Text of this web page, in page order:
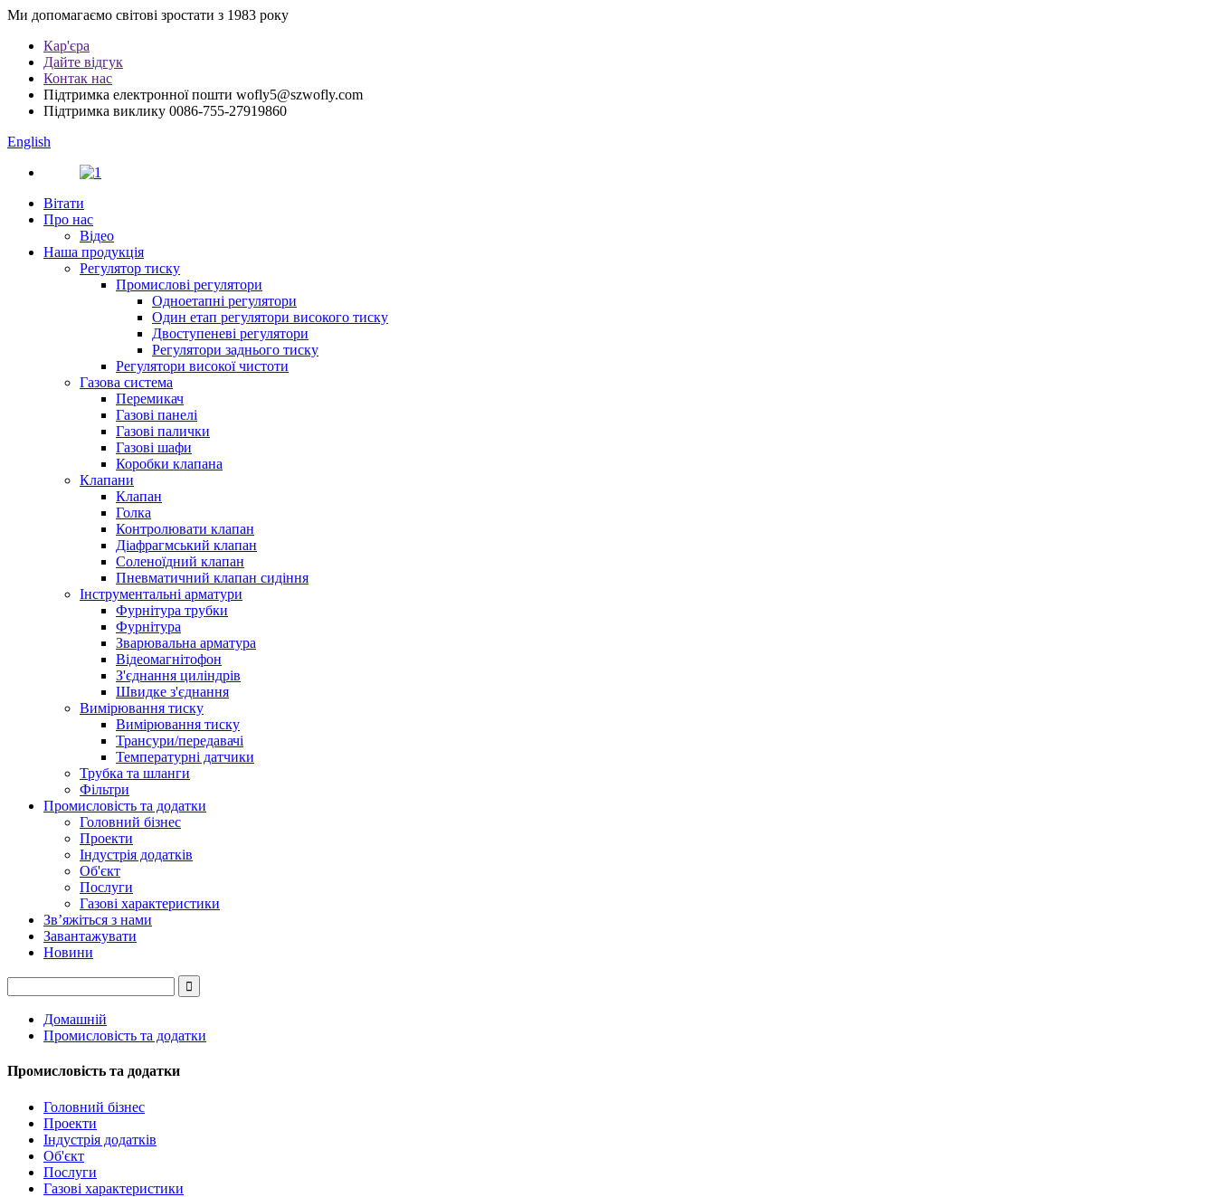
Ми допомагаємо світові зростати з 1983 року
Кар'єра
Дайте відгук
Контак нас
Підтримка електронної пошти wofly5@szwofly.com
Підтримка виклику 0086-755-27919860
English
Вітати
Про нас
Відео
Наша продукція
Регулятор тиску
Промислові регулятори
Одноетапні регулятори
Один етап регулятори високого тиску
Двоступеневі регулятори
Регулятори заднього тиску
Регулятори високої чистоти
Газова система
Перемикач
Газові панелі
Газові палички
Газові шафи
Коробки клапана
Клапани
Клапан
Голка
Контролювати клапан
Діафрагмський клапан
Соленоїдний клапан
Пневматичний клапан сидіння
Інструментальні арматури
Фурнітура трубки
Фурнітура
Зварювальна арматура
Відеомагнітофон
З'єднання циліндрів
Швидке з'єднання
Вимірювання тиску
Вимірювання тиску
Трансури/передавачі
Температурні датчики
Трубка та шланги
Фільтри
Промисловість та додатки
Головний бізнес
Проекти
Індустрія додатків
Об'єкт
Послуги
Газові характеристики
Зв’яжіться з нами
Завантажувати
Новини
Домашній
Промисловість та додатки
Промисловість та додатки
Головний бізнес
Проекти
Індустрія додатків
Об'єкт
Послуги
Газові характеристики